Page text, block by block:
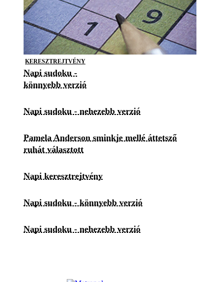
KERESZTREJTVÉNY
Napi sudoku -
könnyebb verzió
Napi sudoku - nehezebb verzió
Pamela Anderson sminkje mellé áttetsző
ruhát választott
Napi keresztrejtvény
Napi sudoku - könnyebb verzió
Napi sudoku - nehezebb verzió